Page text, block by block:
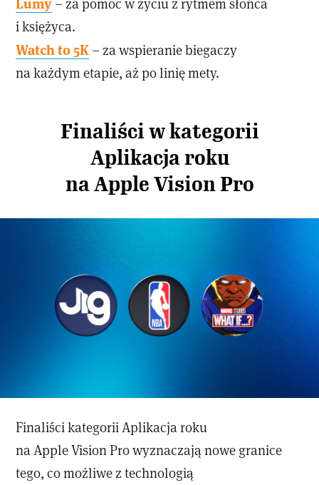
i księżyca.
Watch to 5K – za wspieranie biegaczy
na każdym etapie, aż po linię mety.
Finaliści w kategorii
Aplikacja roku
na Apple Vision Pro
Finaliści kategorii Aplikacja roku
na Apple Vision Pro wyznaczają nowe granice
tego, co możliwe z technologią